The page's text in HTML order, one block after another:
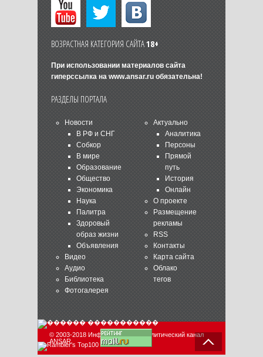
ВОЗРАСТНАЯ КАТЕГОРИЯ САЙТА18+
При использовании материалов сайта
гиперссылка на www.ansar.ruобязательна!
РАЗДЕЛЫ ПОРТАЛА
Новости
В РФ и СНГ
Собкор
В мире
Образование
Общество
Экономика
Наука
Палитра
Здоровый
образ жизни
Объявления
Видео
Аудио
Библиотека
Фотогалерея
Актуально
Аналитика
Персоны
Прямой
путь
История
Онлайн
О проекте
Размещение
рекламы
RSS
Контакты
Карта сайта
Облако
тегов
© 2003-2018 Информационно-аналитический канал
ANSAR